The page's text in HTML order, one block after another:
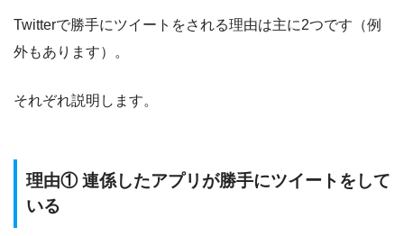
Twitterで勝手にツイートをされる理由は主に2つです（例
外もあります）。
それぞれ説明します。
理由① 連係したアプリが勝手にツイートをして
いる